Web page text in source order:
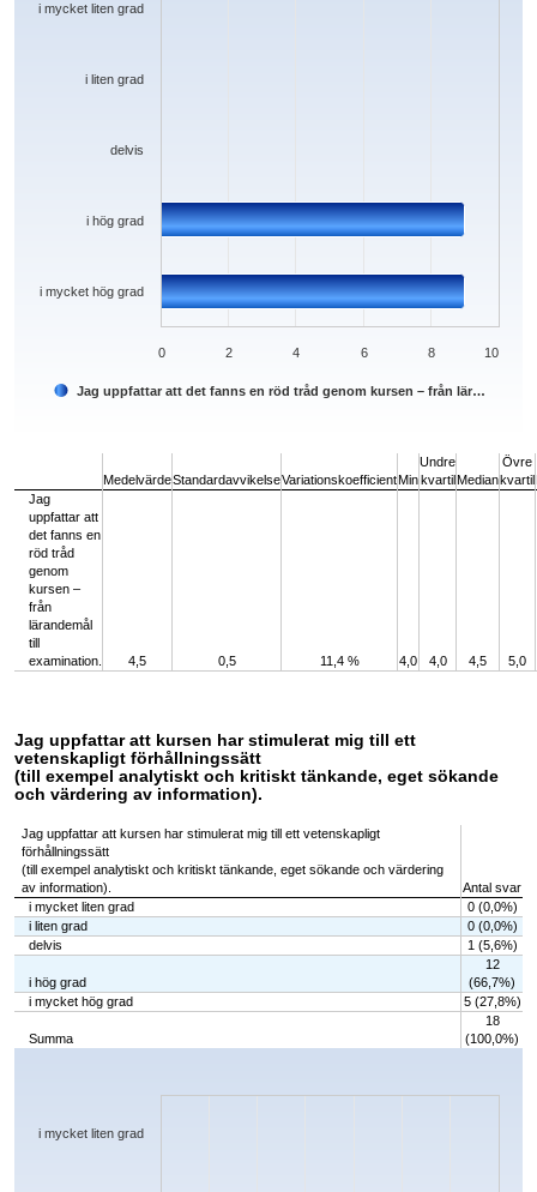
Jag uppfattar att det fanns en röd tråd genom kursen – från lär…
i mycket hög grad
i hög grad
delvis
i liten grad
i mycket liten grad
0 2 4 6 8 10
MedelvärdeStandardavvikelseVariationskoefficientMin
Undre
kvartilMedian
Övre
kvartil
Jag
uppfattar att
det fanns en
röd tråd
genom
kursen –
från
lärandemål
till
examination.
4,5 0,5 11,4 % 4,0 4,0 4,5 5,0
Jag uppfattar att kursen har stimulerat mig till ett
vetenskapligt förhållningssätt
(till exempel analytiskt och kritiskt tänkande, eget sökande
och värdering av information).
Jag uppfattar att kursen har stimulerat mig till ett vetenskapligt
förhållningssätt
(till exempel analytiskt och kritiskt tänkande, eget sökande och värdering
av information).
Antal svar
i mycket liten grad
0 (0,0%)
i liten grad
0 (0,0%)
delvis
1 (5,6%)
i hög grad
12
(66,7%)
i mycket hög grad
5 (27,8%)
Summa
18
(100,0%)
Chart
The chart has 1 X axis displaying categories.
i mycket liten grad